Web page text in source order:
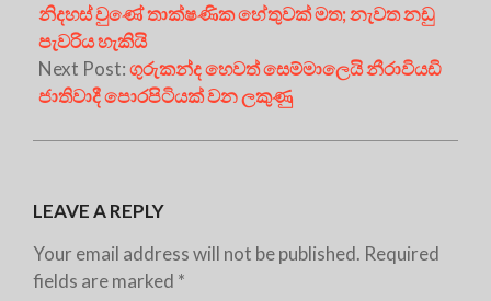
නිදහස් වුණේ තාක්ෂණික හේතුවක් මත; නැවත නඩු
පැවරිය හැකියි
Next Post:ගුරුකන්ද හෙවත් සෙම්මාලෙයි නීරාවියඩි
ජාතිවාදී පොරපිටියක් වන ලකුණු
LEAVE A REPLY
Your email address will not be published. Required
fields are marked *